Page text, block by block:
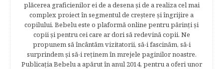
plăcerea graficienilor ei de a desena şi de a realiza cel mai
complex proiect în segmentul de creştere şi îngrijire a
copilului. Bebelu este o plaformă online pentru părinţi şi
copii şi pentru cei care ar dori să redevină copii. Ne
propunem să încântăm vizitatorii, să-i fascinăm, să-i
surprindem şi să-i reţinem în mrejele paginilor noastre.​
Publicația Bebelu a apărut în anul 2014, pentru a oferi unor